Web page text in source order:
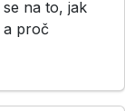
na to, jak
a proč